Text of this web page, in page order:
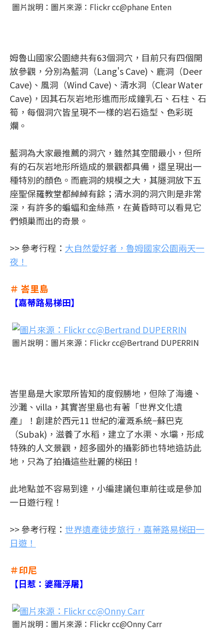
圖片說明：圖片來源：Flickr cc@phane Enten
姆魯山國家公園總共有63個洞穴，目前只有四個開
放參觀，分別為藍洞（Lang's Cave)、鹿洞（Deer
Cave)、風洞（Wind Cave)、清水洞（Clear Water
Cave)，因其石灰岩地形進而形成鐘乳石、石柱、石
筍，每個洞穴皆呈現不一樣的岩石造型、色彩斑
斕。
藍洞為大家最推薦的洞穴，雖然其空間最小，但所
有的石灰岩地形所造成的景觀都具備，還呈現出一
種特別的顏色。而鹿洞的規模之大，其隧洞放下五
座聖保羅教堂都綽綽有餘；清水洞的洞穴則是非常
深，有許多的蝙蝠和金絲燕，在黃昏時可以看見它
們傾巢而出的奇景。
>> 參考行程： 大自然愛好者，魯姆國家公園兩天一
夜！
＃ 峇里島
【嘉蒂路易梯田】
圖片說明：圖片來源：Flickr cc@Bertrand DUPERRIN
峇里島是大家眾所皆知的度假勝地，但除了海邊、
沙灘、villa，其實峇里島也有著「世界文化遺
產」！創建於西元11 世紀的灌溉系統−蘇巴克
（Subak)，滋養了水稻，建立了水渠、水壩，形成
特殊的人文景觀，超多國外的攝影師也特地造訪此
地，只為了拍攝這些壯麗的梯田！
此地點並不容易到達，小編建議包車前往或是參加
一日遊行程！
>> 參考行程： 世界遺產徒步旅行，嘉蒂路易梯田一
日遊！
＃印尼
【日惹：婆羅浮屠】
圖片說明：圖片來源：Flickr cc@Onny Carr